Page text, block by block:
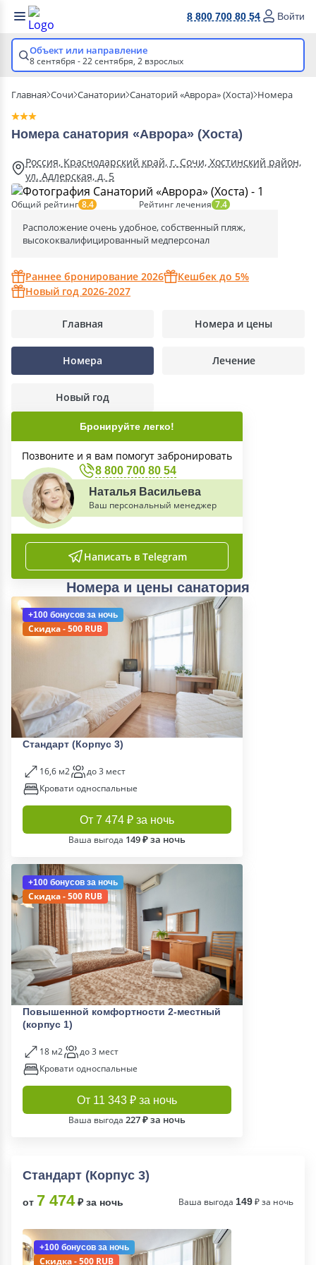
8 800 700 80 54 Войти
Объект или направление
8 сентября - 22 сентября, 2 взрослых
Главная Сочи Санатории Санаторий «Аврора» (Хоста) Номера
Номера санатория «Аврора» (Хоста)
Россия, Краснодарский край, г. Сочи, Хостинский район,
ул. Адлерская, д. 5
Рейтинг лечения 7.4
Общий рейтинг 8.4
Расположение очень удобное, собственный пляж,
высококвалифицированный медперсонал
Раннее бронирование 2026
Кешбек до 5%
Новый год 2026-2027
Главная Номера и цены
Номера Лечение
Новый год
Бронируйте легко!
Позвоните и я вам помогут забронировать
8 800 700 80 54
Наталья Васильева
Ваш персональный менеджер
Написать в Telegram
Номера и цены санатория
+100 бонусов за ночь
Скидка - 500 RUB
Стандарт (Корпус 3)
16,6 м2
до 3 мест
Кровати односпальные
От 7 474 ₽ за ночь
Ваша выгода 149 ₽ за ночь
+100 бонусов за ночь
Скидка - 500 RUB
Повышенной комфортности 2-местный
(корпус 1)
18 м2
до 3 мест
Кровати односпальные
От 11 343 ₽ за ночь
Ваша выгода 227 ₽ за ночь
Стандарт (Корпус 3)
от 7 474₽ за ночь Ваша выгода 149₽ за ночь
+100 бонусов за ночь
Скидка - 500 RUB